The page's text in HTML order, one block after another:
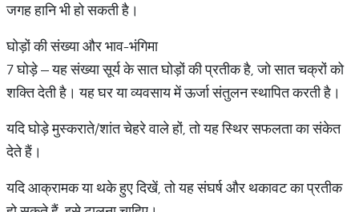
जगह हानि भी हो सकती है।
घोड़ों की संख्या और भाव-भंगिमा
7 घोड़े – यह संख्या सूर्य के सात घोड़ों की प्रतीक है, जो सात चक्रों को
शक्ति देती है। यह घर या व्यवसाय में ऊर्जा संतुलन स्थापित करती है।
यदि घोड़े मुस्कराते/शांत चेहरे वाले हों, तो यह स्थिर सफलता का संकेत
देते हैं।
यदि आक्रामक या थके हुए दिखें, तो यह संघर्ष और थकावट का प्रतीक